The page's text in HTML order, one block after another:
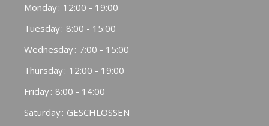
Monday 12:00 - 19:00
Tuesday 8:00 - 15:00
Wednesday 7:00 - 15:00
Thursday 12:00 - 19:00
Friday 8:00 - 14:00
Saturday GESCHLOSSEN